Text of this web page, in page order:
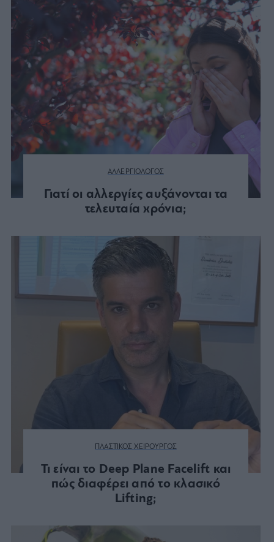
ΑΛΛΕΡΓΙΟΛΟΓΟΣ
Γιατί οι αλλεργίες αυξάνονται τα
τελευταία χρόνια;
ΠΛΑΣΤΙΚΟΣ ΧΕΙΡΟΥΡΓΟΣ
Τι είναι το Deep Plane Facelift και
πώς διαφέρει από το κλασικό
Lifting;